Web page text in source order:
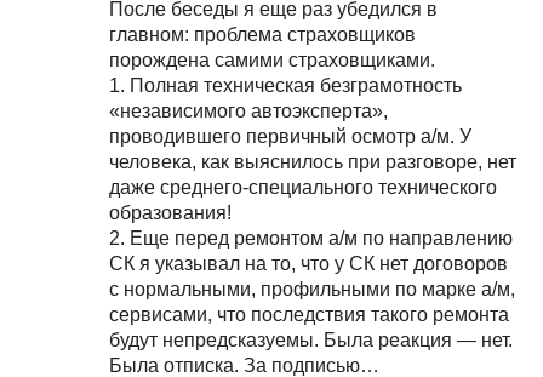
После беседы я еще раз убедился в
главном: проблема страховщиков
порождена самими страховщиками.
1. Полная техническая безграмотность
«независимого автоэксперта»,
проводившего первичный осмотр а/м. У
человека, как выяснилось при разговоре, нет
даже среднего-специального технического
образования!
2. Еще перед ремонтом а/м по направлению
СК я указывал на то, что у СК нет договоров
с нормальными, профильными по марке а/м,
сервисами, что последствия такого ремонта
будут непредсказуемы. Была реакция — нет.
Была отписка. За подписью…